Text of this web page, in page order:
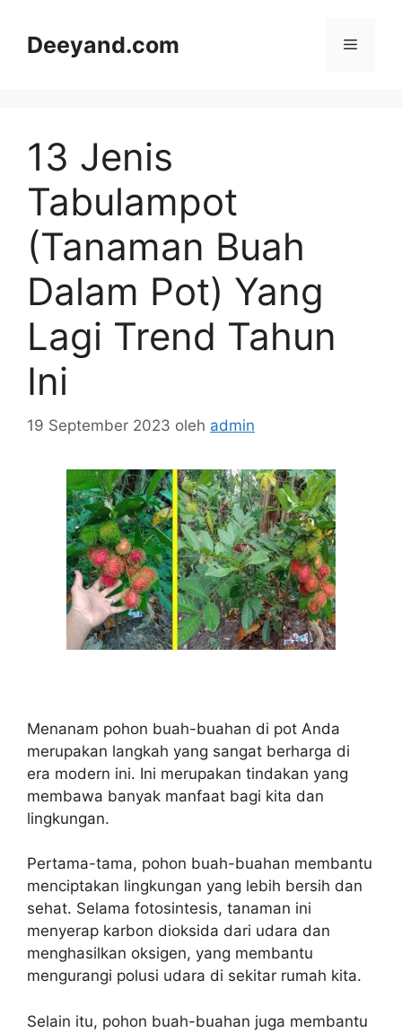
Deeyand.com Menu
13 Jenis
Tabulampot
(Tanaman Buah
Dalam Pot) Yang
Lagi Trend Tahun
Ini
19 September 2023 oleh admin
Menanam pohon buah-buahan di pot Anda
merupakan langkah yang sangat berharga di
era modern ini. Ini merupakan tindakan yang
membawa banyak manfaat bagi kita dan
lingkungan.
Pertama-tama, pohon buah-buahan membantu
menciptakan lingkungan yang lebih bersih dan
sehat. Selama fotosintesis, tanaman ini
menyerap karbon dioksida dari udara dan
menghasilkan oksigen, yang membantu
mengurangi polusi udara di sekitar rumah kita.
Selain itu, pohon buah-buahan juga membantu